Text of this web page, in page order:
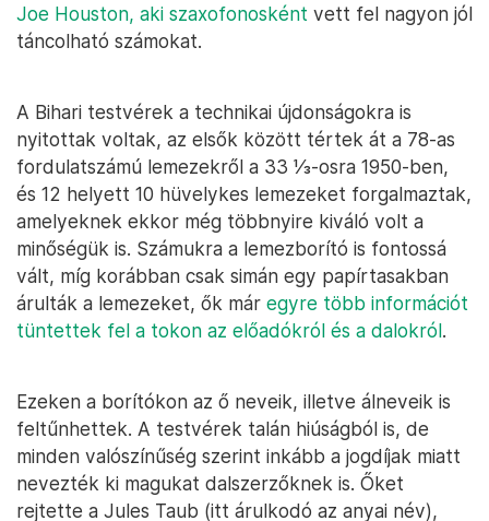
Joe Houston, aki szaxofonosként vett fel nagyon jól
táncolható számokat.
A Bihari testvérek a technikai újdonságokra is
nyitottak voltak, az elsők között tértek át a 78-as
fordulatszámú lemezekről a 33 ⅓-osra 1950-ben,
és 12 helyett 10 hüvelykes lemezeket forgalmaztak,
amelyeknek ekkor még többnyire kiváló volt a
minőségük is. Számukra a lemezborító is fontossá
vált, míg korábban csak simán egy papírtasakban
árulták a lemezeket, ők már egyre több információt
tüntettek fel a tokon az előadókról és a dalokról.
Ezeken a borítókon az ő neveik, illetve álneveik is
feltűnhettek. A testvérek talán hiúságból is, de
minden valószínűség szerint inkább a jogdíjak miatt
nevezték ki magukat dalszerzőknek is. Őket
rejtette a Jules Taub (itt árulkodó az anyai név),